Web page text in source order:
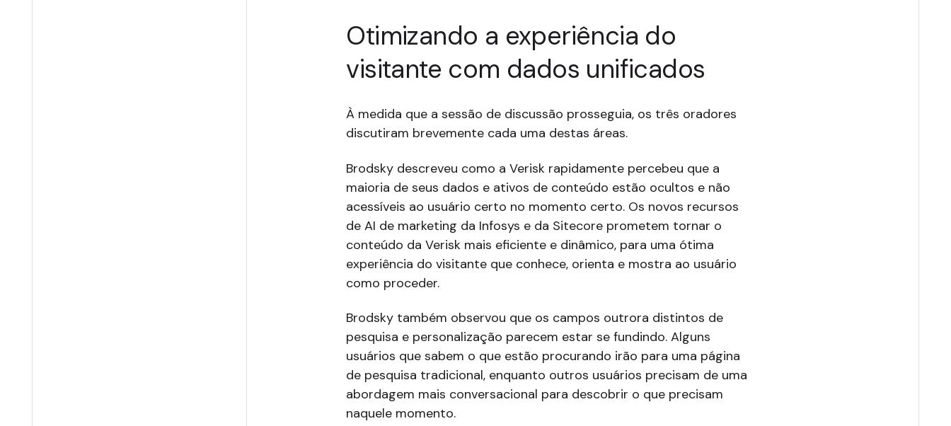
Otimizando a experiência do
visitante com dados unificados
À medida que a sessão de discussão prosseguia, os três oradores
discutiram brevemente cada uma destas áreas.
Brodsky descreveu como a Verisk rapidamente percebeu que a
maioria de seus dados e ativos de conteúdo estão ocultos e não
acessíveis ao usuário certo no momento certo. Os novos recursos
de AI de marketing da Infosys e da Sitecore prometem tornar o
conteúdo da Verisk mais eficiente e dinâmico, para uma ótima
experiência do visitante que conhece, orienta e mostra ao usuário
como proceder.
Brodsky também observou que os campos outrora distintos de
pesquisa e personalização parecem estar se fundindo. Alguns
usuários que sabem o que estão procurando irão para uma página
de pesquisa tradicional, enquanto outros usuários precisam de uma
abordagem mais conversacional para descobrir o que precisam
naquele momento.